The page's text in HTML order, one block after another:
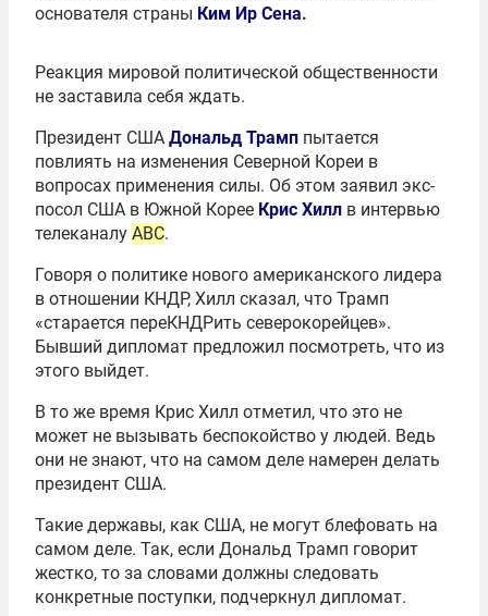
основателя страны Ким Ир Сена.
Реакция мировой политической общественности
не заставила себя ждать.
Президент США Дональд Трамп пытается
повлиять на изменения Северной Кореи в
вопросах применения силы. Об этом заявил экс-
посол США в Южной Корее Крис Хилл в интервью
телеканалу ABC.
Говоря о политике нового американского лидера
в отношении КНДР, Хилл сказал, что Трамп
«старается переКНДРить северокорейцев».
Бывший дипломат предложил посмотреть, что из
этого выйдет.
В то же время Крис Хилл отметил, что это не
может не вызывать беспокойство у людей. Ведь
они не знают, что на самом деле намерен делать
президент США.
Такие державы, как США, не могут блефовать на
самом деле. Так, если Дональд Трамп говорит
жестко, то за словами должны следовать
конкретные поступки, подчеркнул дипломат.